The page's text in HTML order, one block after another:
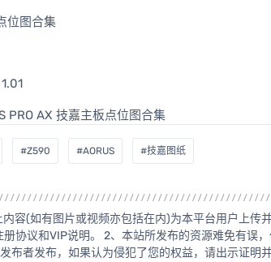
位图合集
#Z590 #AORUS #技嘉图纸
容(如有图片或视频亦包括在内)为本平台用户上传
协议和VIP说明。 2、本站所发布的资源难免有误
发布者发布，如果认为侵犯了您的权益，请出示证